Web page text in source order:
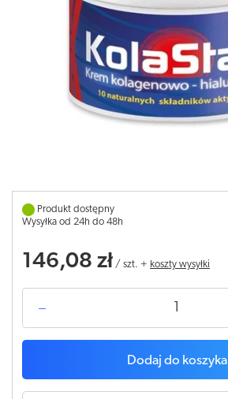
Produkt dostępny
Wysyłka od 24h do 48h
146,08 zł / szt. + koszty wysyłki
Dodaj do koszyka